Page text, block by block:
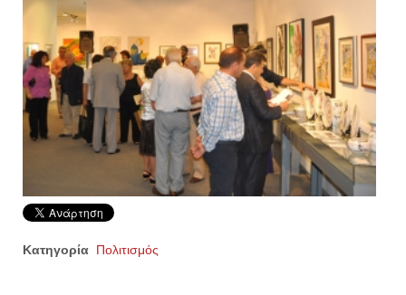
Κατηγορία Πολιτισμός